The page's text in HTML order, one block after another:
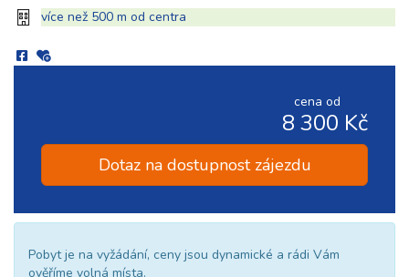
více než 500 m od centra
cena od
8 300 Kč
Dotaz na dostupnost zájezdu
Pobyt je na vyžádání, ceny jsou dynamické a rádi Vám
ověříme volná místa.